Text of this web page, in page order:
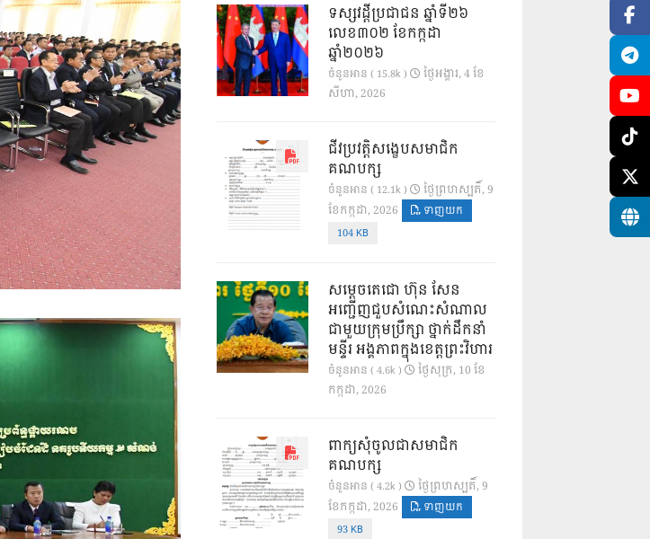
ទស្សវដ្តីប្រជាជន ឆ្នាំទី២៦
លេខ៣០២ ខែកក្កដា
ឆ្នាំ២០២៦
ចំនួនអាន ( 15.8k )
ថ្ងៃ​អង្គារ, 4 ខែ​
សីហា, 2026
ជីវប្រវត្តិសង្ខេបសមាជិក
គណបក្ស
ចំនួនអាន ( 12.1k )
ថ្ងៃ​ព្រហស្បតិ៍, 9
ខែ​កក្កដា, 2026
ទាញយក
104 KB
សម្តេចតេជោ ហ៊ុន សែន
អញ្ជើញជួបសំណេះសំណាល
ជាមួយក្រុមប្រឹក្សា ថ្នាក់ដឹកនាំ
មន្ទីរ អង្គភាពក្នុងខេត្តព្រះវិហារ
ចំនួនអាន ( 4.6k )
ថ្ងៃ​សុក្រ, 10 ខែ​
កក្កដា, 2026
ពាក្យសុំចូលជាសមាជិក
គណបក្ស
ចំនួនអាន ( 4.2k )
ថ្ងៃ​ព្រហស្បតិ៍, 9
ខែ​កក្កដា, 2026
ទាញយក
93 KB